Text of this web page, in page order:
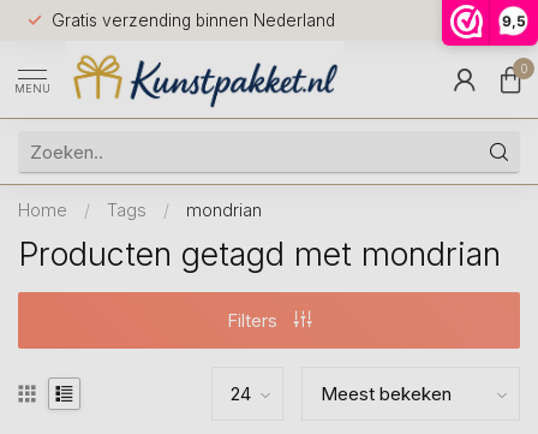
9,5
Gratis verzending binnen Nederland
Voor
huis
9.5
MENU
0
Home / Tags / mondrian
Producten getagd met mondrian
Filters